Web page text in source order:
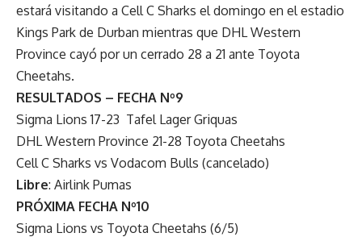
estará visitando a Cell C Sharks el domingo en el estadio
Kings Park de Durban mientras que DHL Western
Province cayó por un cerrado 28 a 21 ante Toyota
Cheetahs.
RESULTADOS – FECHA Nº9
Sigma Lions 17-23 Tafel Lager Griquas
DHL Western Province 21-28 Toyota Cheetahs
Cell C Sharks vs Vodacom Bulls (cancelado)
Libre: Airlink Pumas
PRÓXIMA FECHA Nº10
Sigma Lions vs Toyota Cheetahs (6/5)